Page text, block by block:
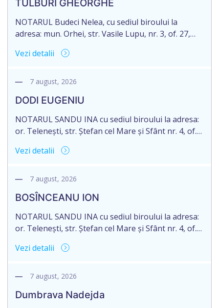
2007040006216. Eliberarea certificatului de
moștenitor este planificată în prealabil pentru […]
TULBURI GHEORGHE
NOTARUL Budeci Nelea, cu sediul biroului la
adresa: mun. Orhei, str. Vasile Lupu, nr. 3, of. 27,
în urma decesului cet. TULBURI GHEORGHE,
decedat/ă la 16 mai 2026. Eliberarea certificatului de
de 16.05.2027 termenul de opțiune pentru
acceptarea […]
Vezi detalii
7 august, 2026
DODI EUGENIU
NOTARUL SANDU INA cu sediul biroului la adresa:
or. Telenești, str. Ștefan cel Mare și Sfânt nr. 4, of.
succesorale în urma decesului cet. DODI EUGENIU,
2003035009604, decedat/ă la data de 12.01.2026
/doisprezece ianuarie anul două mii douăzeci și
șase/. Eliberarea certificatului de moștenitor este
[…]
Vezi detalii
7 august, 2026
BOSÎNCEANU ION
NOTARUL SANDU INA cu sediul biroului la adresa:
or. Telenești, str. Ștefan cel Mare și Sfânt nr. 4, of.
succesorale în urma decesului cet. BOSÎNCEANU
0991201351317, decedat/ă la data de 15.05.2021
Eliberarea certificatului de moștenitor este […]
Vezi detalii
7 august, 2026
Dumbrava Nadejda